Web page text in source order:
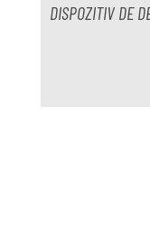
DISPOZITIV DE